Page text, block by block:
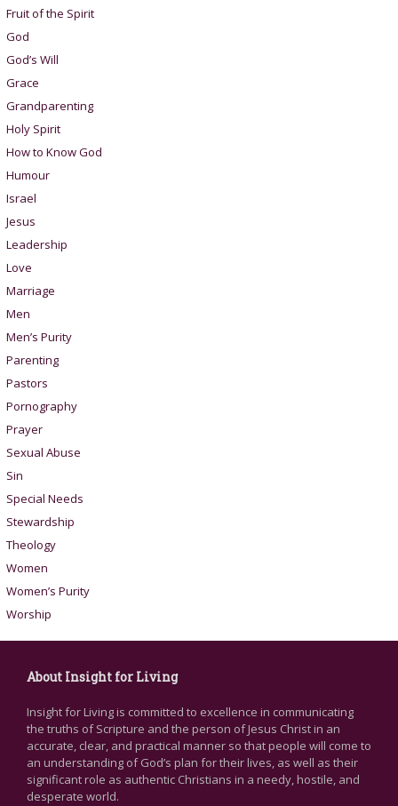
Fruit of the Spirit
God
God’s Will
Grace
Grandparenting
Holy Spirit
How to Know God
Humour
Israel
Jesus
Leadership
Love
Marriage
Men
Men’s Purity
Parenting
Pastors
Pornography
Prayer
Sexual Abuse
Sin
Special Needs
Stewardship
Theology
Women
Women’s Purity
Worship
About Insight for Living
Insight for Living is committed to excellence in communicating
the truths of Scripture and the person of Jesus Christ in an
accurate, clear, and practical manner so that people will come to
an understanding of God’s plan for their lives, as well as their
significant role as authentic Christians in a needy, hostile, and
desperate world.